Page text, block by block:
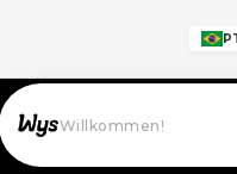
Willkommen!